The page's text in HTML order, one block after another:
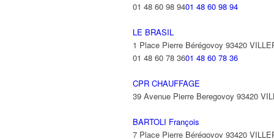
01 48 60 98 9401 48 60 98 94
LE BRASIL
1 Place Pierre Bérégovoy 93420
01 48 60 78 3601 48 60 78 36
CPR CHAUFFAGE
39 Avenue Pierre Beregovoy 93420
BARTOLI François
7 Place Pierre Bérégovoy 93420